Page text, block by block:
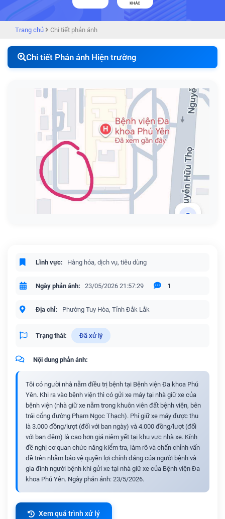
KHÁC
Trang chủ Chi tiết phản ánh
Chi tiết Phản ánh Hiện trường
Lĩnh vực: Hàng hóa, dịch vụ, tiêu dùng
Ngày phản ánh: 23/05/2026 21:57:29 1
Địa chỉ: Phường Tuy Hòa, Tỉnh Đắk Lắk
Trạng thái: Đã xử lý
Nội dung phản ánh:
Tôi có người nhà nằm điều trị bệnh tại Bệnh viện Đa khoa Phú
Yên. Khi ra vào bệnh viện thì có gửi xe máy tại nhà giữ xe của
bệnh viện (nhà giữ xe nằm trong khuôn viên đất bệnh viện, bên
trái cổng đường Phạm Ngọc Thạch). Phí giữ xe máy được thu
là 3.000 đồng/lượt (đối với ban ngày) và 4.000 đồng/lượt (đối
với ban đêm) là cao hơn giá niêm yết tại khu vực nhà xe. Kính
đề nghị cơ quan chức năng kiểm tra, làm rõ và chấn chỉnh vấn
đề trên nhằm bảo vệ quyền lợi chính đáng của người bệnh và
gia đình người bệnh khi gửi xe tại nhà giữ xe của Bệnh viện Đa
khoa Phú Yên. Ngày phản ánh: 23/5/2026.
Xem quá trình xử lý